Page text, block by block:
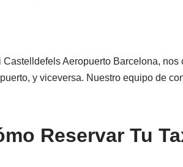
Castelldefels Aeropuerto Barcelona,
y viceversa. Nuestro equipo de
Reservar Tu